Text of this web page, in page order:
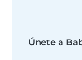
Únete a